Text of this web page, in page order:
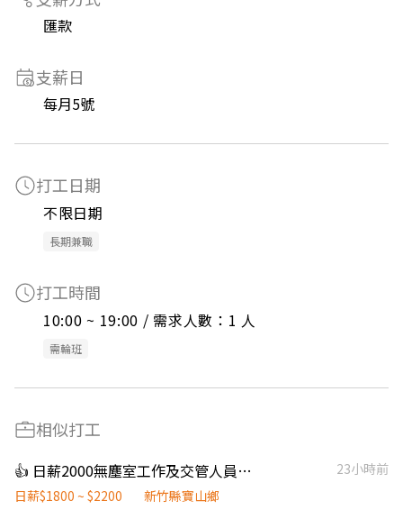
匯款
支薪日
每月5號
打工日期
不限日期
長期兼職
打工時間
10:00 ~ 19:00 / 需求人數：1 人
需輪班
相似打工
👍 日薪2000無塵室工作及交管人員｜穩定長期、無經驗可
23小時前
日薪$1800 ~ $2200
新竹縣寶山鄉